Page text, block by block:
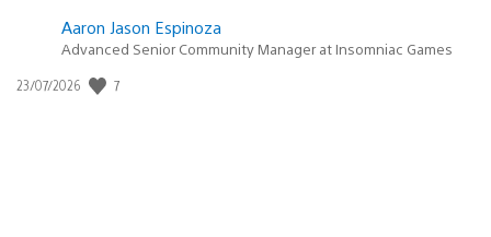
Aaron Jason Espinoza
Advanced Senior Community Manager at Insomniac Games
Fecha
23/07/2026 7